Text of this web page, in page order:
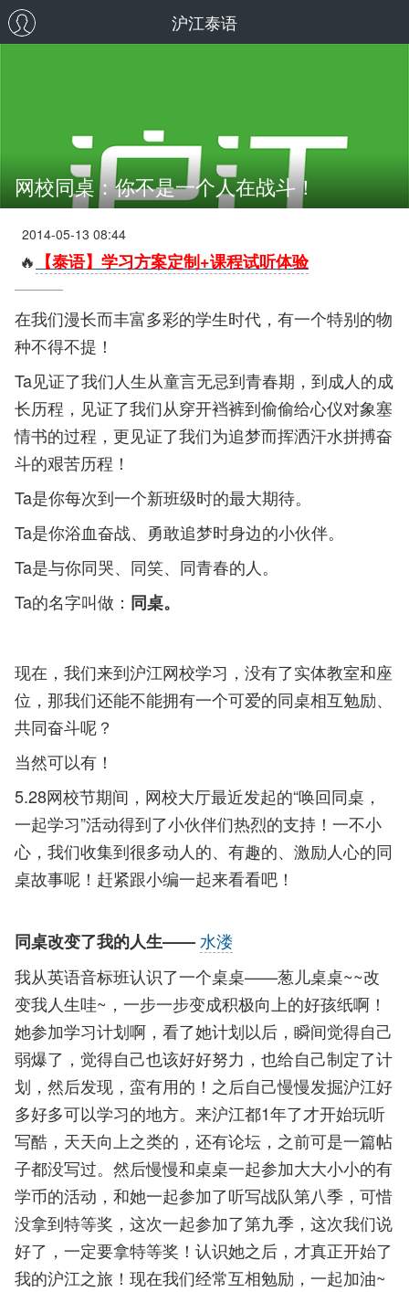
沪江泰语
网校同桌：你不是一个人在战斗！
2014-05-13 08:44
🔥 【泰语】学习方案定制+课程试听体验
在我们漫长而丰富多彩的学生时代，有一个特别的物
种不得不提！
Ta见证了我们人生从童言无忌到青春期，到成人的成
长历程，见证了我们从穿开裆裤到偷偷给心仪对象塞
情书的过程，更见证了我们为追梦而挥洒汗水拼搏奋
斗的艰苦历程！
Ta是你每次到一个新班级时的最大期待。
Ta是你浴血奋战、勇敢追梦时身边的小伙伴。
Ta是与你同哭、同笑、同青春的人。
Ta的名字叫做： 同桌。
现在，我们来到沪江网校学习，没有了实体教室和座
位，那我们还能不能拥有一个可爱的同桌相互勉励、
共同奋斗呢？
当然可以有！
5.28网校节期间，网校大厅最近发起的“唤回同桌，
一起学习”活动得到了小伙伴们热烈的支持！一不小
心，我们收集到很多动人的、有趣的、激励人心的同
桌故事呢！赶紧跟小编一起来看看吧！
同桌改变了我的人生—— 水溇
我从英语音标班认识了一个桌桌——葱儿桌桌~~改
变我人生哇~，一步一步变成积极向上的好孩纸啊！
她参加学习计划啊，看了她计划以后，瞬间觉得自己
弱爆了，觉得自己也该好好努力，也给自己制定了计
划，然后发现，蛮有用的！之后自己慢慢发掘沪江好
多好多可以学习的地方。来沪江都1年了才开始玩听
写酷，天天向上之类的，还有论坛，之前可是一篇帖
子都没写过。然后慢慢和桌桌一起参加大大小小的有
学币的活动，和她一起参加了听写战队第八季，可惜
没拿到特等奖，这次一起参加了第九季，这次我们说
好了，一定要拿特等奖！认识她之后，才真正开始了
我的沪江之旅！现在我们经常互相勉励，一起加油~